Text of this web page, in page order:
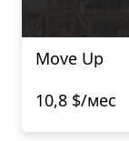
Move Up
10,8 $/мес